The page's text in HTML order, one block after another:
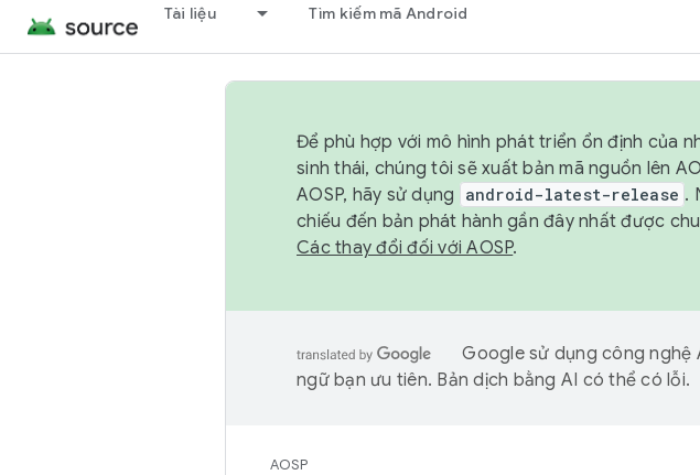
Tài liệu Tìm kiếm mã Android
Để phù hợp với mô hình phát triển ổn định của
sinh thái, chúng tôi sẽ xuất bản mã nguồn lên
AOSP, hãy sử dụng
android-latest-release .
chiếu đến bản phát hành gần đây nhất được
Các thay đổi đối với AOSP.
Google sử dụng công nghệ
ngữ bạn ưu tiên. Bản dịch bằng AI có thể có lỗi.
AOSP